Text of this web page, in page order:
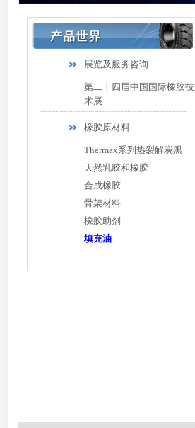
展览及服务咨询
第二十四届中国国际橡胶技
术展
橡胶原材料
Thermax系列热裂解炭黑
天然乳胶和橡胶
合成橡胶
骨架材料
橡胶助剂
填充油